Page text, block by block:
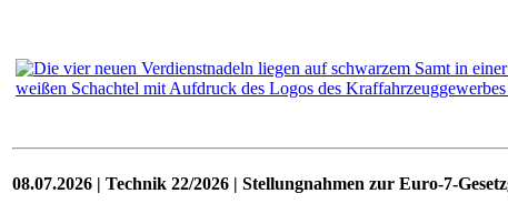
08.07.2026 | Technik 22/2026 | Stellungnahmen zur Euro-7-